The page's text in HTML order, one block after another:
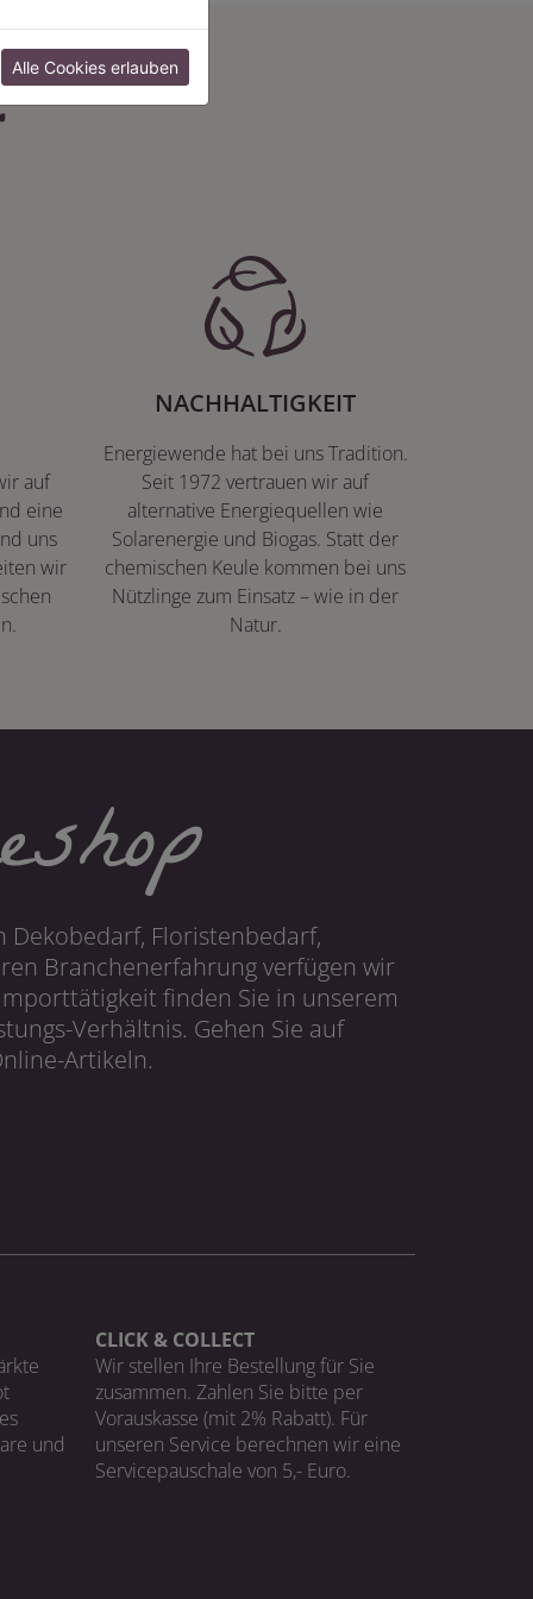
auf
eine
uns
wir
NACHHALTIGKEIT
Energiewende hat bei uns Tradition.
Seit 1972 vertrauen wir auf
alternative Energiequellen wie
Solarenergie und Biogas. Statt der
chemischen Keule kommen bei uns
Nützlinge zum Einsatz – wie in der
Natur.
Floristenbedarf,
Branchenerfahrung verfügen wir
finden Sie in unserem
Verhältnis. Gehen Sie auf
Artikeln.
und
CLICK & COLLECT
Wir stellen Ihre Bestellung für Sie
zusammen. Zahlen Sie bitte per
Vorauskasse (mit 2% Rabatt). Für
unseren Service berechnen wir eine
Servicepauschale von 5,- Euro.
Alle Cookies erlauben